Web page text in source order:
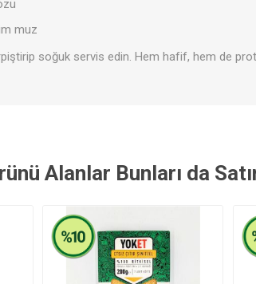
muz
soğuk servis edin. Hem hafif, hem de
Alanlar Bunları da